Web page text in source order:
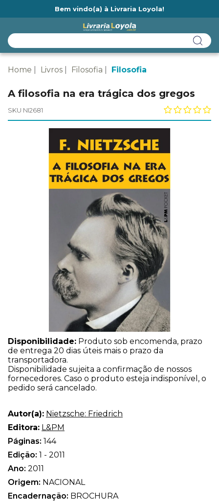
Bem vindo(a) à Livraria Loyola!
Home Livros Filosofia Filosofia
A filosofia na era trágica dos gregos
SKU NI2681
Disponibilidade: Produto sob encomenda, prazo
de entrega 20 dias úteis mais o prazo da
transportadora.
Disponibilidade sujeita a confirmação de nossos
fornecedores. Caso o produto esteja indisponível, o
pedido será cancelado.
Autor(a): Nietzsche: Friedrich
Editora: L&PM
Páginas: 144
Edição: 1 - 2011
Ano: 2011
Origem: NACIONAL
Encadernação: BROCHURA